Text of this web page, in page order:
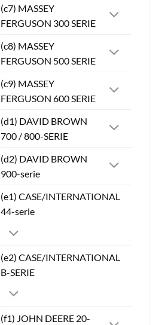
(c7) MASSEY
FERGUSON 300 SERIE
(c8) MASSEY
FERGUSON 500 SERIE
(c9) MASSEY
FERGUSON 600 SERIE
(d1) DAVID BROWN
700 / 800-SERIE
(d2) DAVID BROWN
900-serie
(e1) CASE/INTERNATIONAL
44-serie
(e2) CASE/INTERNATIONAL
B-SERIE
(f1) JOHN DEERE 20-